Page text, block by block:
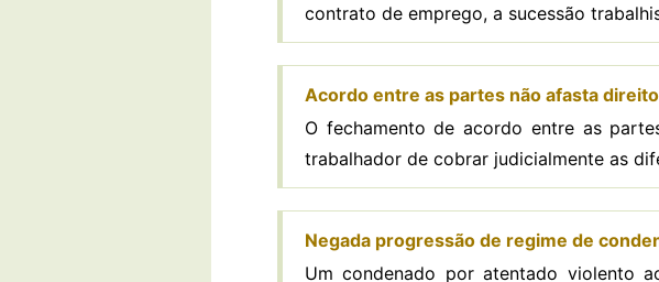
contrato de emprego, a sucessão
Acordo entre as partes não afasta
O fechamento de acordo entre as
trabalhador de cobrar judicialmente as
Negada progressão de regime de
Um condenado por atentado violento